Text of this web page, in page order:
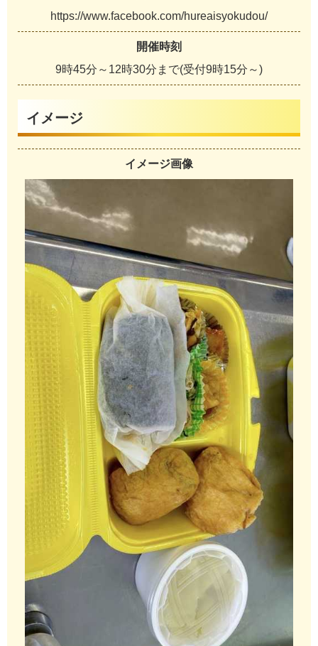
https://www.facebook.com/hureaisyokudou/
開催時刻
9時45分 ～ 12時30分 ま で(受付9時15分 ～)
イメージ
イメージ画像